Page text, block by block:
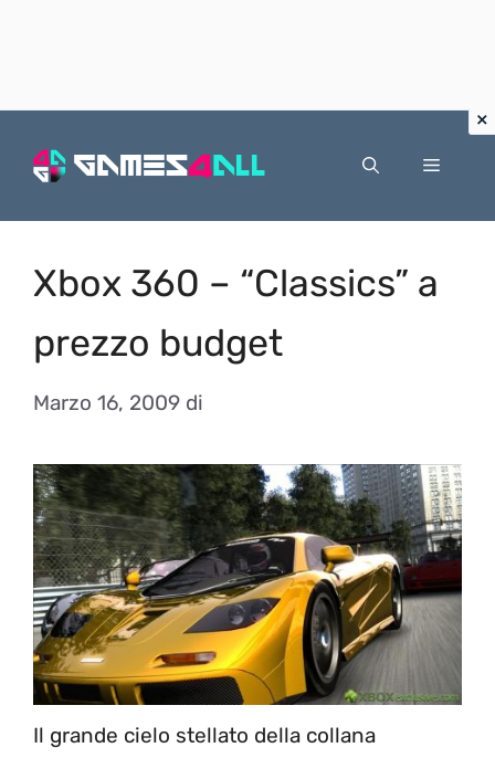
Menu
Xbox 360 – “Classics” a
prezzo budget
Marzo 16, 2009 di
Il grande cielo stellato della collana